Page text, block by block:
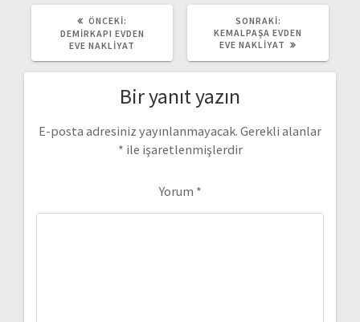
ÖNCEKI:
YAZI:
DEMIRKAPI EVDEN
EVE NAKLIYAT
SONRAKI:
YAZI:
KEMALPAŞA EVDEN
EVE NAKLIYAT
Bir yanıt yazın
E-posta adresiniz yayınlanmayacak. Gerekli alanlar
* ile işaretlenmişlerdir
Yorum *